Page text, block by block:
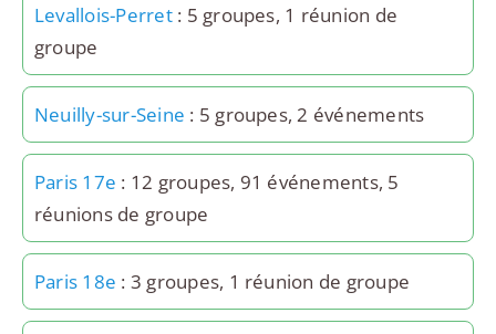
Levallois-Perret: 5 groupes, 1 réunion de
groupe
Neuilly-sur-Seine : 5 groupes, 2 événements
Paris 17e : 12 groupes, 91 événements, 5
réunions de groupe
Paris 18e : 3 groupes, 1 réunion de groupe